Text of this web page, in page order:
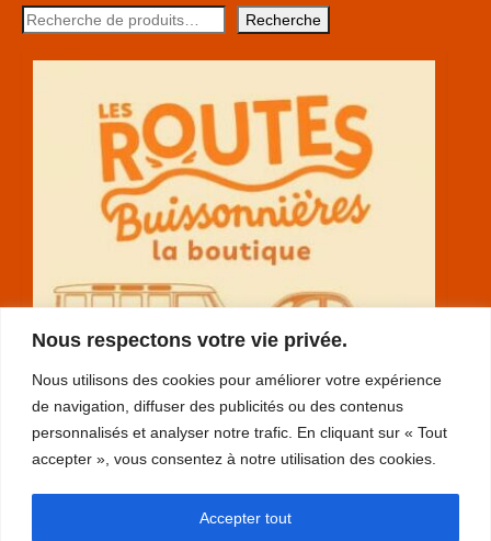
Nous respectons votre vie privée.
Nous utilisons des cookies pour améliorer votre expérience
de navigation, diffuser des publicités ou des contenus
personnalisés et analyser notre trafic. En cliquant sur « Tout
accepter », vous consentez à notre utilisation des cookies.
Accepter tout
Recherche
RGPD